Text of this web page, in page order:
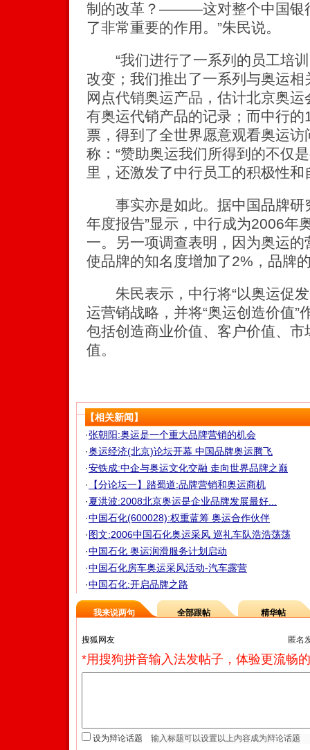
制的改革？———这对整个中国银
了非常重要的作用。”朱民说。
“我们进行了一系列的员工培训
改变；我们推出了一系列与奥运
网点代销奥运产品，估计北京奥
有奥运代销产品的记录；而中行
票，得到了全世界愿意观看奥运
称：“赞助奥运我们所得到的不仅
里，还激发了中行员工的积极性和
事实亦是如此。据中国品牌研
年度报告”显示，中行成为2006年
一。另一项调查表明，因为奥运
使品牌的知名度增加了2%，品牌
朱民表示，中行将“以奥运促发
运营销战略，并将“奥运创造价值”
包括创造商业价值、客户价值、
值。
【相关新闻】
·张朝阳:奥运是一个重大品牌营销的机会
·奥运经济(北京)论坛开幕 中国品牌奥运腾飞
·安铁成:中企与奥运文化交融 走向世界品牌之巅
·
【分论坛一】踏蜀道:品牌营销和奥运商机
·夏洪波:2008北京奥运是企业品牌发展最好...
·中国石化(600028):权重蓝筹 奥运合作伙伴
·图文:2006中国石化奥运采风 巡礼车队浩浩荡荡
·中国石化 奥运润滑服务计划启动
·中国石化房车奥运采风活动-汽车露营
·中国石化:开启品牌之路
我来说两句 全部跟帖 精华帖
匿名
*用搜狗拼音输入法发帖子，体验更流畅
设为辩论话题